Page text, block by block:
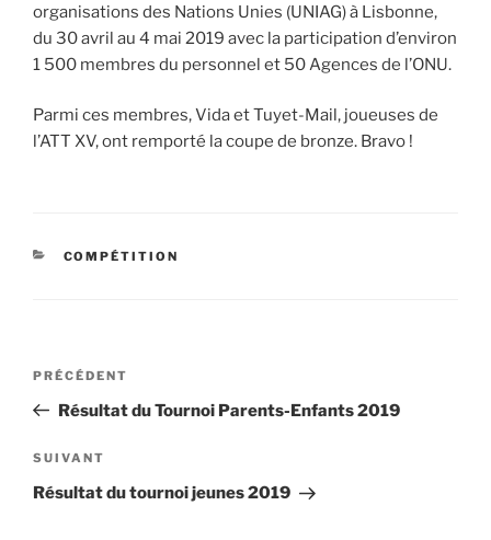
organisations des Nations Unies (UNIAG) à Lisbonne,
du 30 avril au 4 mai 2019 avec la participation d’environ
1 500 membres du personnel et 50 Agences de l’ONU.
Parmi ces membres, Vida et Tuyet-Mail, joueuses de
l’ATT XV, ont remporté la coupe de bronze. Bravo !
CATÉGORIES
COMPÉTITION
Navigation
l’article
Article
précédent
PRÉCÉDENT
Résultat du Tournoi Parents-Enfants 2019
Article
suivant
SUIVANT
Résultat du tournoi jeunes 2019